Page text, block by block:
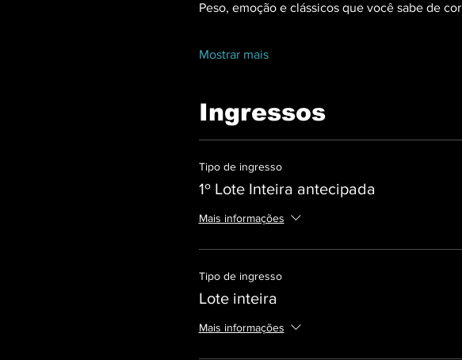
Peso, emoção e clássicos que você sabe de cor
Mostrar mais
Ingressos
Tipo de ingresso
1º Lote Inteira antecipada
Mais informações
Tipo de ingresso
Lote inteira
Mais informações